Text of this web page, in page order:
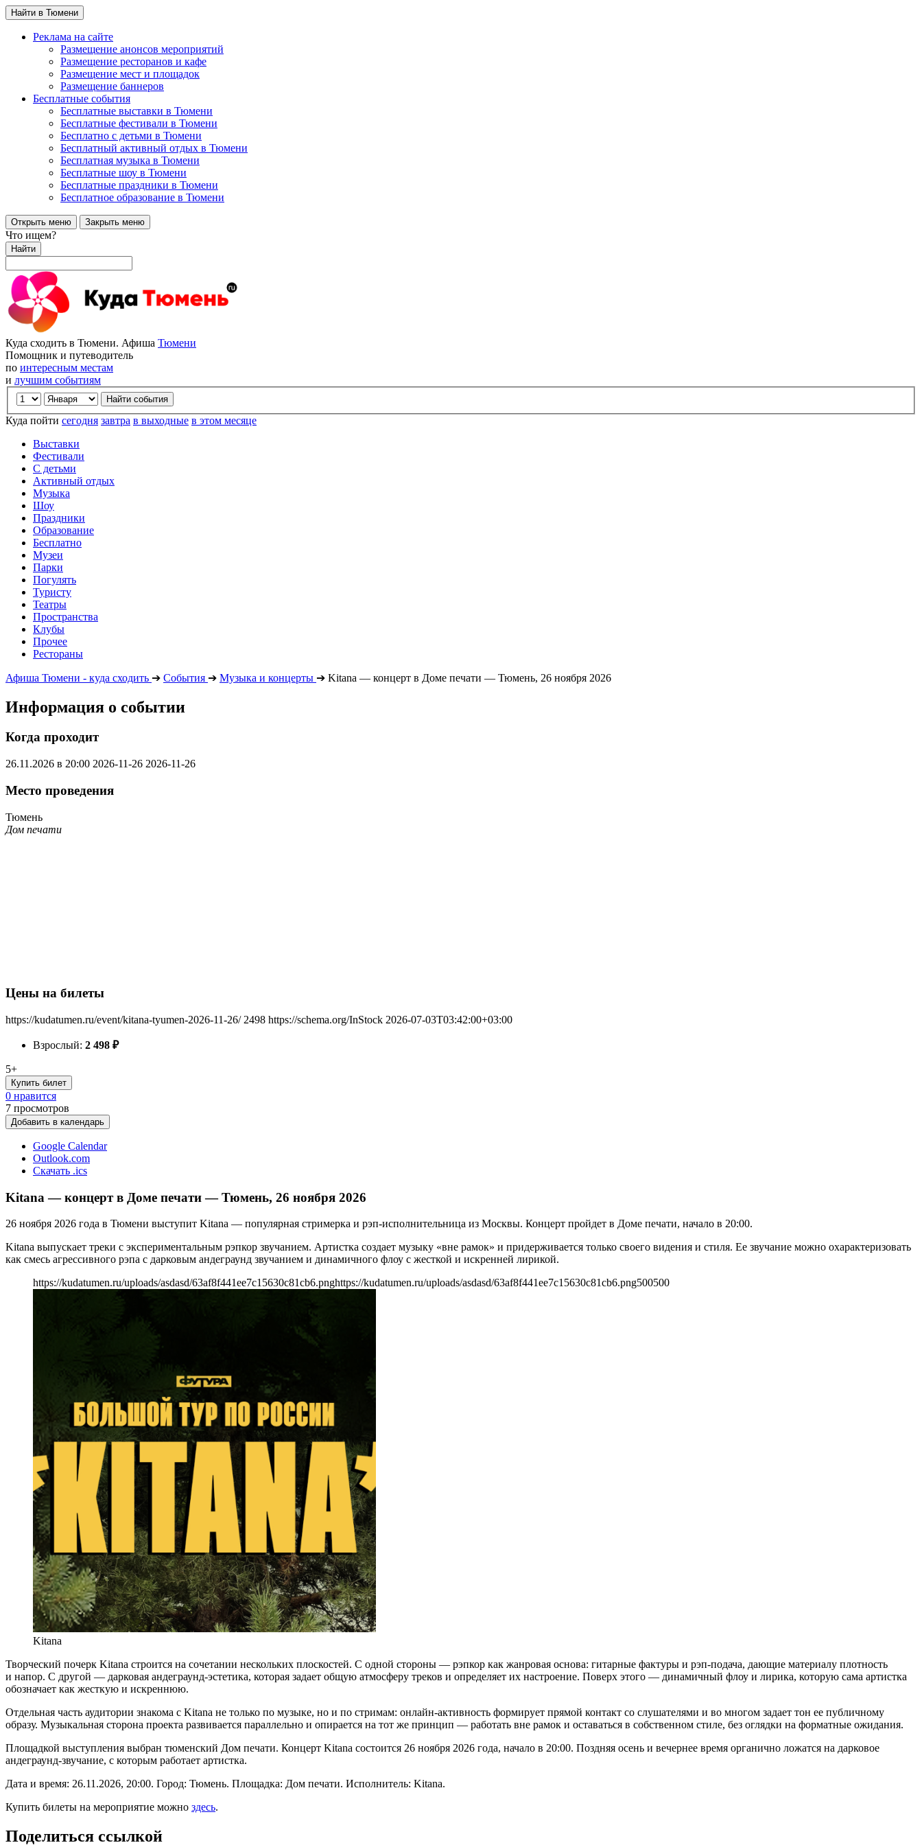
Найти в Тюмени
Реклама на сайте
Размещение анонсов мероприятий
Размещение ресторанов и кафе
Размещение мест и площадок
Размещение баннеров
Бесплатные события
Бесплатные выставки в Тюмени
Бесплатные фестивали в Тюмени
Бесплатно с детьми в Тюмени
Бесплатный активный отдых в Тюмени
Бесплатная музыка в Тюмени
Бесплатные шоу в Тюмени
Бесплатные праздники в Тюмени
Бесплатное образование в Тюмени
Открыть меню Закрыть меню
Что ищем?
Найти
Куда сходить в Тюмени. Афиша Тюмени
Помощник и путеводитель
по интересным местам
и лучшим событиям
Куда пойти сегодня завтра в выходные в этом месяце
Выставки
Фестивали
С детьми
Активный отдых
Музыка
Шоу
Праздники
Образование
Бесплатно
Музеи
Парки
Погулять
Туристу
Театры
Пространства
Клубы
Прочее
Рестораны
Афиша Тюмени - куда сходить ➔ События ➔ Музыка и концерты ➔ Kitana — концерт в Доме печати — Тюмень, 26 ноября 2026
Информация о событии
Когда проходит
26.11.2026 в 20:00 2026-11-26 2026-11-26
Место проведения
Тюмень
Дом печати
Цены на билеты
https://kudatumen.ru/event/kitana-tyumen-2026-11-26/ 2498 https://schema.org/InStock 2026-07-03T03:42:00+03:00
Взрослый: 2 498 ₽
5+
Купить билет
0 нравится
7 просмотров
Добавить в календарь
Google Calendar
Outlook.com
Скачать .ics
Kitana — концерт в Доме печати — Тюмень, 26 ноября 2026
26 ноября 2026 года в Тюмени выступит Kitana — популярная стримерка и рэп-исполнительница из Москвы. Концерт пройдет в Доме печати, начало в 20:00.
Kitana выпускает треки с экспериментальным рэпкор звучанием. Артистка создает музыку «вне рамок» и придерживается только своего видения и стиля. Ее звучание можно охарактеризовать
как смесь агрессивного рэпа с дарковым андеграунд звучанием и динамичного флоу с жесткой и искренней лирикой.
https://kudatumen.ru/uploads/asdasd/63af8f441ee7c15630c81cb6.pnghttps://kudatumen.ru/uploads/asdasd/63af8f441ee7c15630c81cb6.png500500
Kitana
Творческий почерк Kitana строится на сочетании нескольких плоскостей. С одной стороны — рэпкор как жанровая основа: гитарные фактуры и рэп-подача, дающие материалу плотность
и напор. С другой — дарковая андеграунд-эстетика, которая задает общую атмосферу треков и определяет их настроение. Поверх этого — динамичный флоу и лирика, которую сама артистка
обозначает как жесткую и искреннюю.
Отдельная часть аудитории знакома с Kitana не только по музыке, но и по стримам: онлайн-активность формирует прямой контакт со слушателями и во многом задает тон ее публичному
образу. Музыкальная сторона проекта развивается параллельно и опирается на тот же принцип — работать вне рамок и оставаться в собственном стиле, без оглядки на форматные ожидания.
Площадкой выступления выбран тюменский Дом печати. Концерт Kitana состоится 26 ноября 2026 года, начало в 20:00. Поздняя осень и вечернее время органично ложатся на дарковое
андеграунд-звучание, с которым работает артистка.
Дата и время: 26.11.2026, 20:00. Город: Тюмень. Площадка: Дом печати. Исполнитель: Kitana.
Купить билеты на мероприятие можно здесь.
Поделиться ссылкой